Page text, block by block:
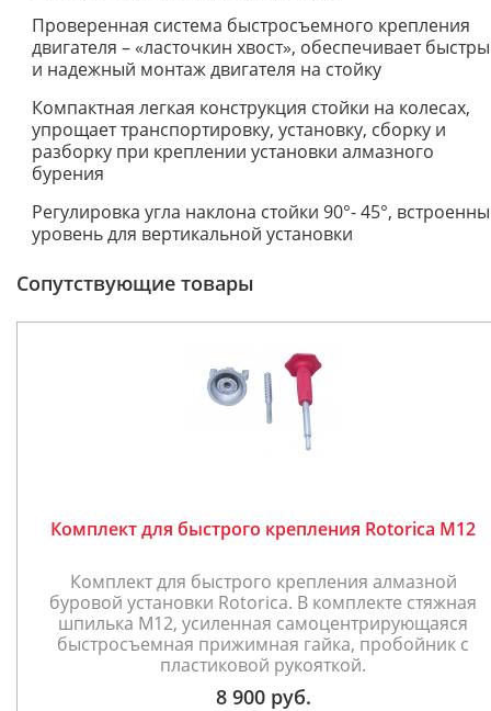
Проверенная система быстросъемного крепления
двигателя – «ласточкин хвост», обеспечивает
и надежный монтаж двигателя на стойку
Компактная легкая конструкция стойки на колесах,
упрощает транспортировку, установку, сборку и
разборку при креплении установки алмазного
бурения
Регулировка угла наклона стойки 90°- 45°,
уровень для вертикальной установки
Сопутствующие товары
Комплект для быстрого крепления Rotorica М12
Комплект для быстрого крепления алмазной
буровой установки Rotorica. В комплекте стяжная
шпилька М12, усиленная самоцентрирующаяся
быстросъемная прижимная гайка, пробойник с
пластиковой рукояткой.
8 900 руб.